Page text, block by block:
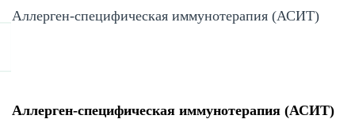
Аллерген-специфическая иммунотерапия (АСИТ)
Аллерген-специфическая иммунотерапия (АСИТ)